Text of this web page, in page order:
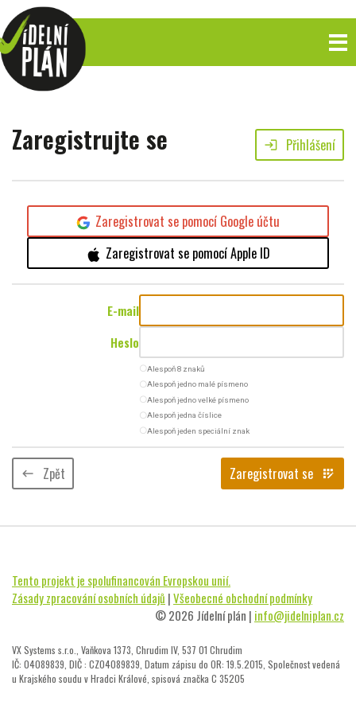
Zaregistrujte se login Přihlášení
Zaregistrovat se pomocí Google účtu
Zaregistrovat se pomocí Apple ID
E-mail
Heslo
radio_button_uncheckedAlespoň 8 znaků
radio_button_uncheckedAlespoň jedno malé písmeno
radio_button_uncheckedAlespoň jedno velké písmeno
radio_button_uncheckedAlespoň jedna číslice
radio_button_uncheckedAlespoň jeden speciální znak
keyboard_backspace Zpět Zaregistrovat se app_registration
Tento projekt je spolufinancován Evropskou unií.
Zásady zpracování osobních údajů |Všeobecné obchodní podmínky
© 2026 Jídelní plán | info@jidelniplan.cz
VX Systems s.r.o., Vaňkova 1373, Chrudim IV, 537 01 Chrudim
IČ: 04089839, DIČ : CZ04089839, Datum zápisu do OR: 19.5.2015, Společnost vedená
u Krajského soudu v Hradci Králové, spisová značka C 35205